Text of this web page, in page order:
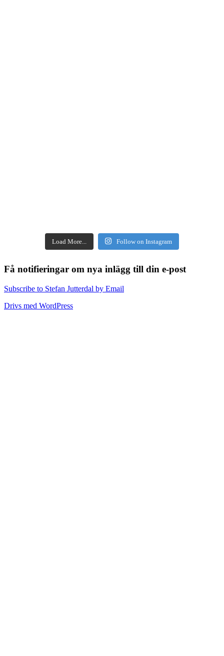
Load More... Follow on Instagram
Få notifieringar om nya inlägg till din e-post
Subscribe to Stefan Jutterdal by Email
Drivs med WordPress